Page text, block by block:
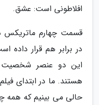
افلاطونی است: عشق.
قسمت چهارم ماتریکس
در برابر هم قرار
این دو عنصر شخصیت
هستند. ما در ابتدای
حالی می بینیم که همه